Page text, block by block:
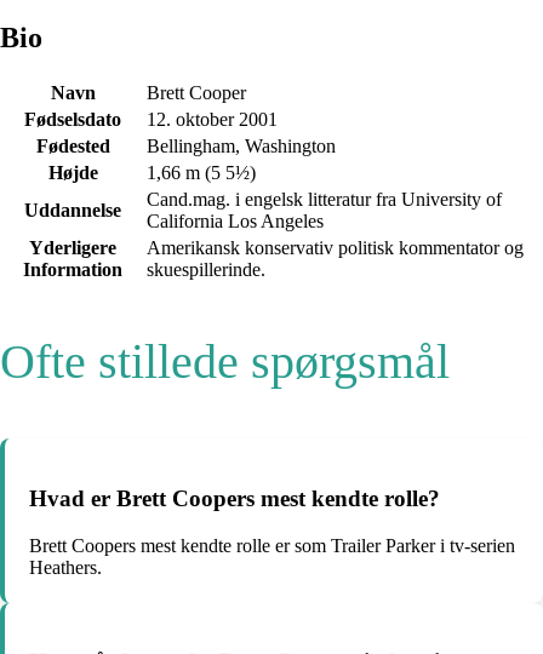
Bio
Navn
Brett Cooper
Fødselsdato
12. oktober 2001
Fødested
Bellingham, Washington
Højde
1,66 m (5 5½)
Uddannelse
Cand.mag. i engelsk litteratur fra University of
California Los Angeles
Yderligere
Information
Amerikansk konservativ politisk kommentator og
skuespillerinde.
Ofte stillede spørgsmål
Hvad er Brett Coopers mest kendte rolle?
Brett Coopers mest kendte rolle er som Trailer Parker i tv-serien
Heathers.